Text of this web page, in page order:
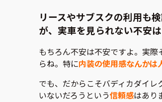
リースやサブスクの利用も
が、実車を見られない不安
もちろん不安は不安ですよ。実
らね。特に内装の使用感なんかは
でも、だからこそバディカダイ
いないだろうという信頼感はあり